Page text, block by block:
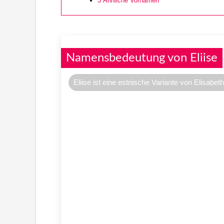
Namensbedeutung von Eliise
Eliise ist eine estnische Variante von